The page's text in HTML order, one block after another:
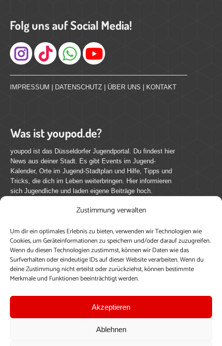
Zustimmung verwalten
Um dir ein optimales Erlebnis zu bieten, verwenden wir Technologien wie
Cookies, um Geräteinformationen zu speichern und/oder darauf zuzugreifen.
Wenn du diesen Technologien zustimmst, können wir Daten wie das
Surfverhalten oder eindeutige IDs auf dieser Website verarbeiten. Wenn du
deine Zustimmung nicht erteilst oder zurückziehst, können bestimmte
Merkmale und Funktionen beeinträchtigt werden.
Akzeptieren
Ablehnen
Folg uns auf Social Media!
Instagram
IMPRESSUM DATENSCHUTZ ÜBER UNS KONTAKT
Was ist youpod.de?
youpod ist das Düsseldorfer Jugendportal. Du findest hier
News aus deiner Stadt. Es gibt Events im Jugend-
Kalender, Orte im Jugend-Stadtplan und Hilfe, Tipps und
Tricks, die dich im Leben weiterbringen. Hier informieren
sich Jugendliche und laden eigene Beiträge hoch.
Mach mit bei youpod.de!
youpod.de lebt von Menschen wie dir. Sammel
journalistische Erfahrung, teile deine Perspektive und
veröffentliche deine Beiträge auf youpod.de.Du musst
dich anmelden, um alle Funktionen nutzen zu können, ein
Profil anzulegen, eigene Beiträge hochzuladen und zu
Einloggen